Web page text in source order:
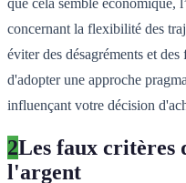
concernant la flexibilité des
éviter des désagréments et
d'adopter une approche
influençant votre décision
2Les faux critères
l'argent